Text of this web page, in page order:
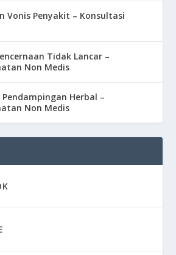
Vonis Penyakit – Konsultasi
Tidak Lancar –
Non Medis
Herbal –
Non Medis